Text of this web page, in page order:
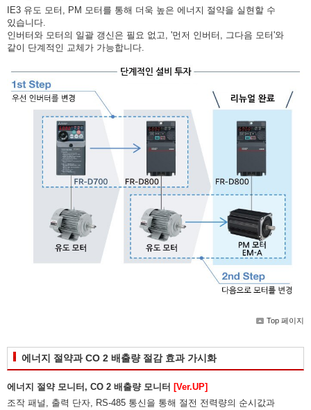
IE3 유도 모터, PM 모터를 통해 더욱 높은 에너지 절약을 실현할 수
있습니다.
인버터와 모터의 일괄 갱신은 필요 없고, '먼저 인버터, 그다음 모터'와
같이 단계적인 교체가 가능합니다.
Top 페이지
에너지 절약과 CO 2 배출량 절감 효과 가시화
에너지 절약 모니터, CO 2 배출량 모니터
[Ver.UP]
조작 패널, 출력 단자, RS-485 통신을 통해 절전 전력량의 순시값과